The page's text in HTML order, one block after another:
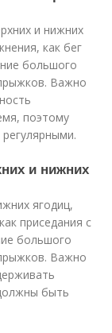
и нижних
как бег
большого
Важно
поэтому
и нижних
ягодиц,
приседания с
большого
Важно
быть